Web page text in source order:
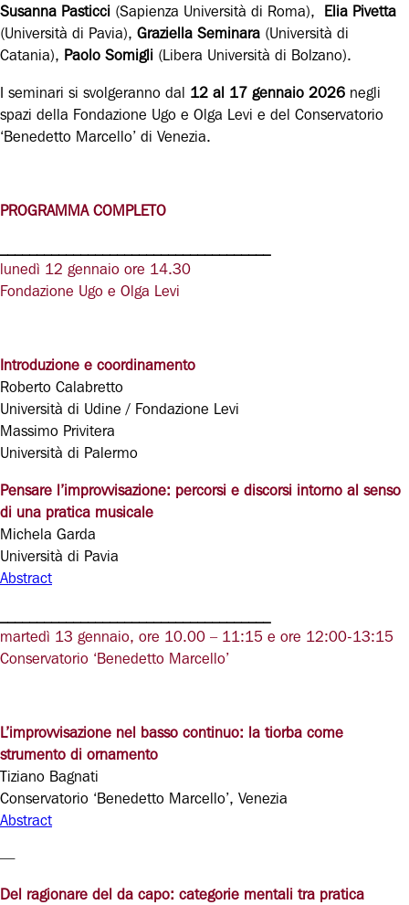
Susanna Pasticci (Sapienza Università di Roma), Elia Pivetta
(Università di Pavia), Graziella Seminara (Università di
Catania), Paolo Somigli (Libera Università di Bolzano).
I seminari si svolgeranno dal 12 al 17 gennaio 2026 negli
spazi della Fondazione Ugo e Olga Levi e del Conservatorio
‘Benedetto Marcello’ di Venezia.
PROGRAMMA COMPLETO
lunedì 12 gennaio ore 14.30
Fondazione Ugo e Olga Levi
Introduzione e coordinamento
Roberto Calabretto
Università di Udine / Fondazione Levi
Massimo Privitera
Università di Palermo
Pensare l’improvvisazione: percorsi e discorsi intorno al senso
di una pratica musicale
Michela Garda
Università di Pavia
Abstract
martedì 13 gennaio, ore 10.00 – 11:15 e ore 12:00-13:15
Conservatorio ‘Benedetto Marcello’
L’improvvisazione nel basso continuo: la tiorba come
strumento di ornamento
Tiziano Bagnati
Conservatorio ‘Benedetto Marcello’, Venezia
Abstract
—
Del ragionare del da capo: categorie mentali tra pratica